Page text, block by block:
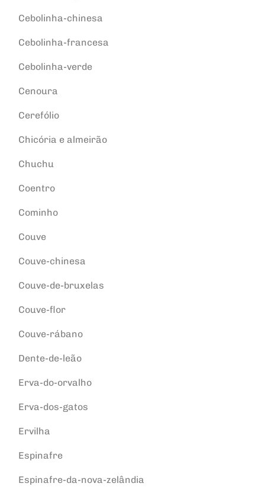
Cebolinha-chinesa
Cebolinha-francesa
Cebolinha-verde
Cenoura
Cerefólio
Chicória e almeirão
Chuchu
Coentro
Cominho
Couve
Couve-chinesa
Couve-de-bruxelas
Couve-flor
Couve-rábano
Dente-de-leão
Erva-do-orvalho
Erva-dos-gatos
Ervilha
Espinafre
Espinafre-da-nova-zelândia